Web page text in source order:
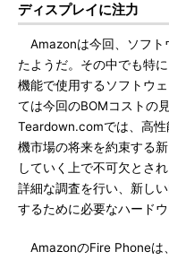
ディスプレイに注力
Amazonは今回、ソフト
たようだ。その中でも特
機能で使用するソフトウ
ては今回のBOMコストの
Teardown.comでは、高
機市場の将来を約束する
していく上で不可欠とさ
詳細な調査を行い、新し
するために必要なハード
AmazonのFire Phoneは